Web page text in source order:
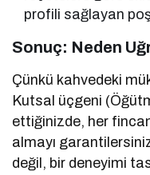
profili sağlayan
Sonuç: Neden
Çünkü kahvedeki
Kutsal üçgeni
ettiğinizde, her
almayı
değil, bir deneyimi